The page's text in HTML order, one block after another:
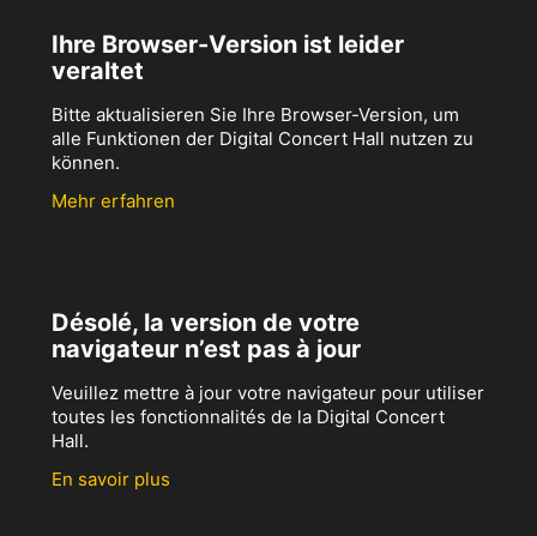
Ihre Browser-Version ist leider
veraltet
Bitte aktualisieren Sie Ihre Browser-Version, um
alle Funktionen der Digital Concert Hall nutzen zu
können.
Mehr erfahren
Désolé, la version de votre
navigateur n’est pas à jour
Veuillez mettre à jour votre navigateur pour utiliser
toutes les fonctionnalités de la Digital Concert
Hall.
En savoir plus